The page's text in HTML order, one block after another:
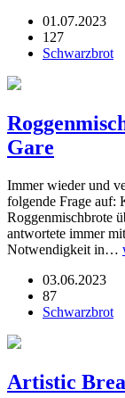
01.07.2023
127
Schwarzbrot
Gare
Immer wieder und
folgende Frage auf:
Roggenmischbrote
antwortete immer
Notwendigkeit in…
03.06.2023
87
Schwarzbrot
Artistic